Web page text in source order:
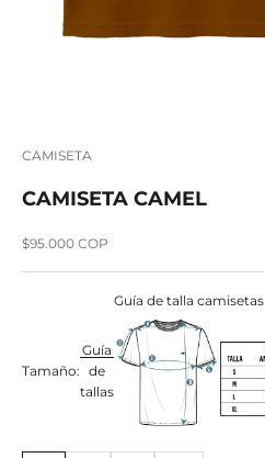
CAMISETA
CAMISETA CAMEL
Precio de oferta
$95.000 COP
Tamaño:
Guía
de
tallas
Guía de talla camisetas